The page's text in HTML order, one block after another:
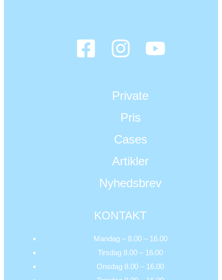
Private
Pris
Cases
Artikler
Nyhedsbrev
KONTAKT
Mandag – 8.00 – 16.00
Tirsdag 8.00 – 16.00
Onsdag 8.00 – 16.00